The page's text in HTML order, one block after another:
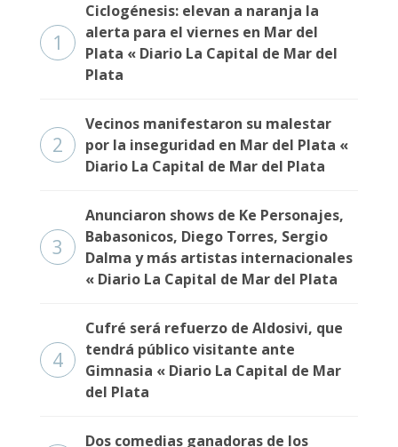
1
Ciclogénesis: elevan a naranja la
alerta para el viernes en Mar del
Plata « Diario La Capital de Mar del
Plata
2
Vecinos manifestaron su malestar
por la inseguridad en Mar del Plata «
Diario La Capital de Mar del Plata
3
Anunciaron shows de Ke Personajes,
Babasonicos, Diego Torres, Sergio
Dalma y más artistas internacionales
« Diario La Capital de Mar del Plata
4
Cufré será refuerzo de Aldosivi, que
tendrá público visitante ante
Gimnasia « Diario La Capital de Mar
del Plata
Dos comedias ganadoras de los